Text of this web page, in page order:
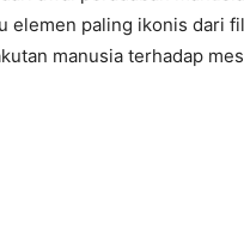
elemen paling ikonis dari
manusia terhadap